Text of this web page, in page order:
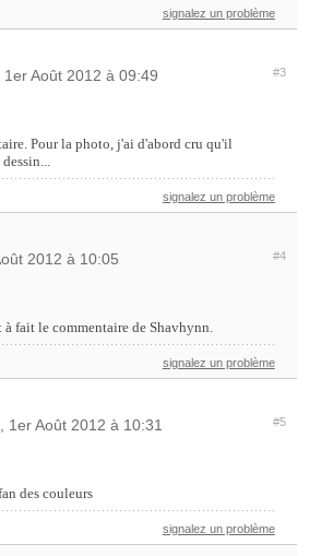
signalez un problème
, 1er Août 2012 à 09:49 #3
Pour la photo, j'ai d'abord cru qu'il
signalez un problème
2012 à 10:05 #4
à fait le commentaire de Shavhynn.
signalez un problème
, 1er Août 2012 à 10:31 #5
des couleurs
signalez un problème